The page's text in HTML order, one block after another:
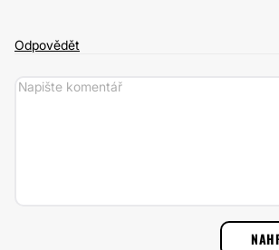
Odpovědět